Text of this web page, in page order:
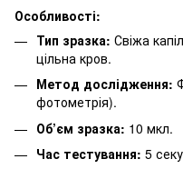
Особливості:
Тип зразка: Свіжа
цільна кров.
Метод дослідження:
фотометрія).
Об’єм зразка: 10 мкл.
Час тестування: 5